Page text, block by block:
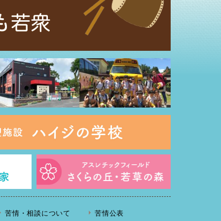
苦情・相談について 苦情公表